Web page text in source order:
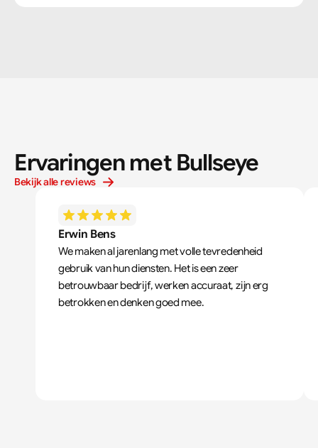
Ervaringen met Bullseye
Bekijk alle reviews
Erwin Bens
We maken al jarenlang met volle tevredenheid
gebruik van hun diensten. Het is een zeer
betrouwbaar bedrijf, werken accuraat, zijn erg
betrokken en denken goed mee.